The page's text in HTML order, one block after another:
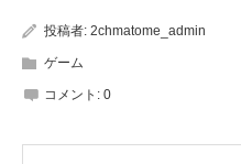
投稿者: 2chmatome_admin
ゲーム
コメント: 0